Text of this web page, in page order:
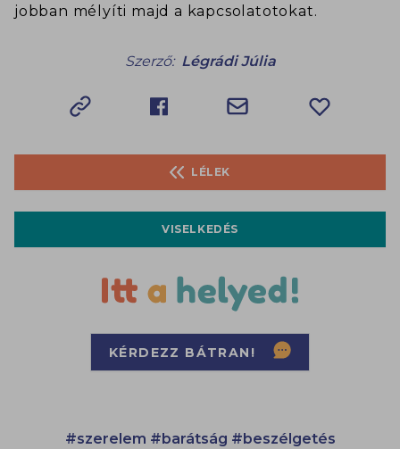
jobban mélyíti majd a kapcsolatotokat.
Szerző: Légrádi Júlia
LÉLEK
VISELKEDÉS
KÉRDEZZ BÁTRAN!
#szerelem #barátság #beszélgetés